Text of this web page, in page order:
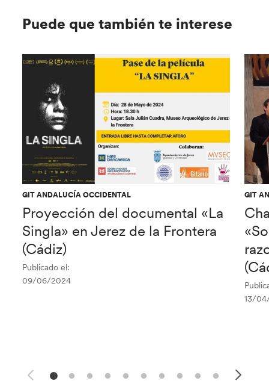
Puede que también te interese
GIT ANDALUCÍA OCCIDENTAL
Proyección del documental «La
Singla» en Jerez de la Frontera
(Cádiz)
Publicado el:
09/06/2024
GIT
13/